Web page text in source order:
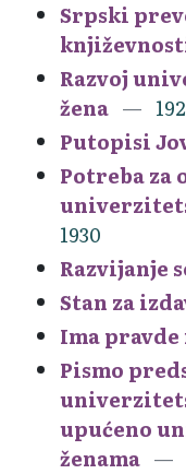
Srpski
Razvoj
žena
Putopisi
Potreba za
1930
Razvijanje
Stan za
Ima pravde
Pismo
upućeno
ženama